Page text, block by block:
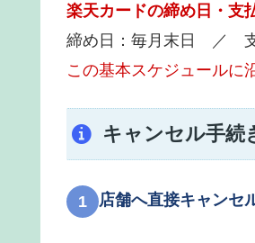
楽天カードの締め日・支
締め日：毎月末日 ／ 支
この基本スケジュールに
キャンセル手続
1 店舗へ直接キャンセ